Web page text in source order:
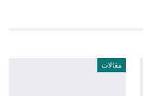
مقالات